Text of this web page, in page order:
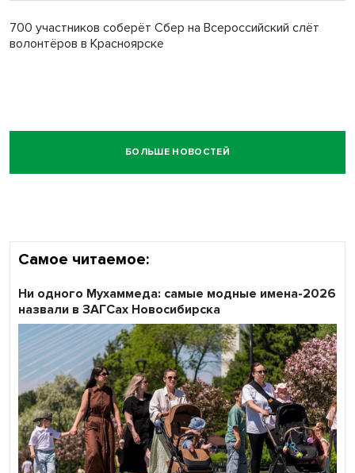
700 участников соберёт Сбер на Всероссийский слёт
волонтёров в Красноярске
БОЛЬШЕ НОВОСТЕЙ
Самое читаемое:
Ни одного Мухаммеда: самые модные имена-2026
назвали в ЗАГСах Новосибирска